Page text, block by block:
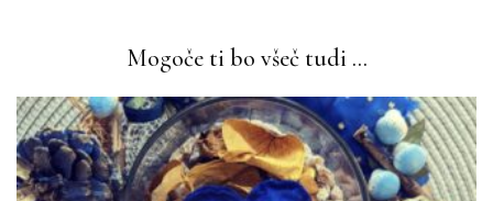
Mogoče ti bo všeč tudi ...